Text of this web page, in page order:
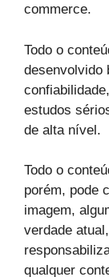
commerce.
Todo o
desenvolvido
estudos
de alta nível.
Todo o
porém, pode
imagem,
verdade
qualquer